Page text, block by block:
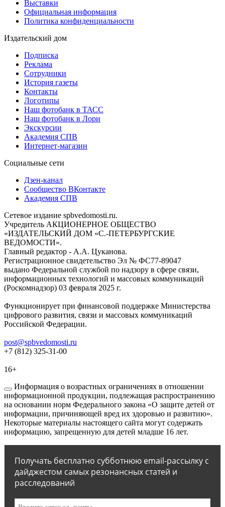
Выставки
Официальная информация
Политика конфиденциальности
Издательский дом
Подписка
Реклама
Сотрудники
История газеты
Контакты
Логотипы
Наш фотобанк в ТАСС
Наш фотобанк в Лори
Экскурсии
Академия СПВ
Интернет-магазин
Социальные сети
Дзен-канал
Сообщество ВКонтакте
Академия СПВ
Сетевое издание spbvedomosti.ru.
Учредитель АКЦИОНЕРНОЕ ОБЩЕСТВО
«ИЗДАТЕЛЬСКИЙ ДОМ «С.-ПЕТЕРБУРГСКИЕ
ВЕДОМОСТИ».
Главный редактор - А.А. Цуканова.
Регистрационное свидетельство Эл № ФС77-89047
выдано Федеральной службой по надзору в сфере связи,
информационных технологий и массовых коммуникаций
(Роскомнадзор) 03 февраля 2025 г.
Функционирует при финансовой поддержке Министерства
цифрового развития, связи и массовых коммуникаций
Российской Федерации.
post@spbvedomosti.ru
+7 (812) 325-31-00
16+
Информация о возрастных ограничениях в отношении
информационной продукции, подлежащая распространению
на основании норм Федерального закона «О защите детей от
информации, причиняющей вред их здоровью и развитию».
Некоторые материалы настоящего сайта могут содержать
информацию, запрещенную для детей младше 16 лет.
Получать бесплатно субботнюю email-рассылку с
дайджестом самых резонансных статей и
расследований